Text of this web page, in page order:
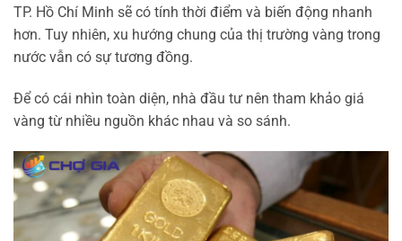
TP. Hồ Chí Minh sẽ có tính thời điểm và biến động nhanh
hơn. Tuy nhiên, xu hướng chung của thị trường vàng trong
nước vẫn có sự tương đồng.
Để có cái nhìn toàn diện, nhà đầu tư nên tham khảo giá
vàng từ nhiều nguồn khác nhau và so sánh.